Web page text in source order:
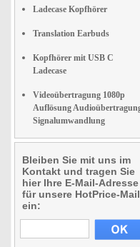
Ladecase Kopfhörer
Translation Earbuds
Kopfhörer mit USB C
Ladecase
Videoübertragung 1080p
Auflösung
Signalumwandlung
Bleiben Sie mit uns im
Kontakt und tragen Sie
hier Ihre E-Mail-Adresse
für unsere HotPrice-Mail
ein: